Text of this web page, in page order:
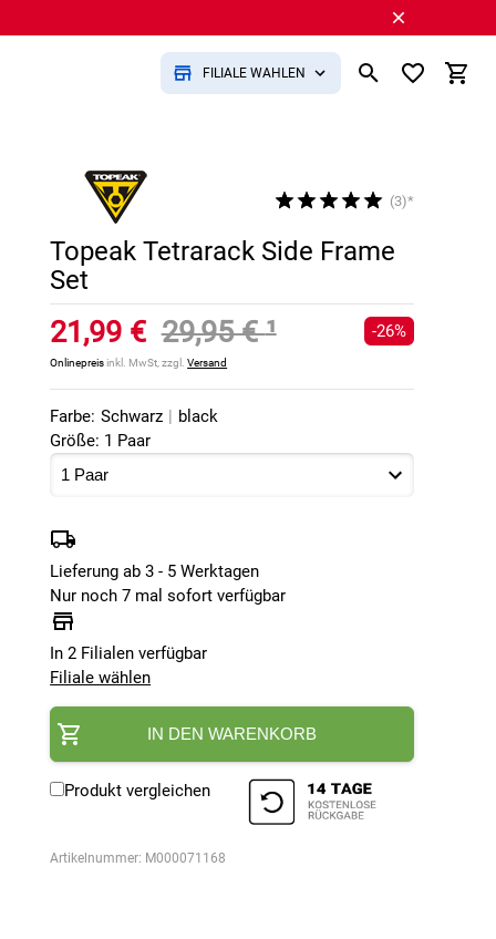
FILIALE WÄHLEN
(3)*
Topeak Tetrarack Side Frame
Set
21,99 € 29,95 €¹
Onlinepreisinkl. MwSt, zzgl.Versand
-26%
Farbe: Schwarz | black
Größe: 1 Paar
Lieferung ab 3 - 5 Werktagen
Nur noch 7 mal sofort verfügbar
In 2 Filialen verfügbar
Filiale wählen
IN DEN WARENKORB
Produkt vergleichen
Artikelnummer: M000071168